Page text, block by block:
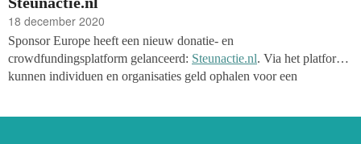
18 december 2020
Sponsor Europe heeft een nieuw donatie- en
crowdfundingsplatform gelanceerd: Steunactie.nl. Via het platform
kunnen individuen en organisaties geld ophalen voor een